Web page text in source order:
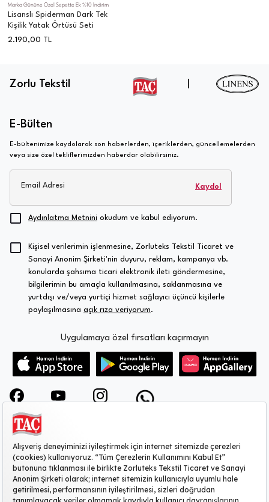
Lisanslı Spiderman Dark Tek
Kişilik Yatak Örtüsü Seti
2.190,00 TL
Zorlu Tekstil
E-Bülten
E-bültenimize kaydolarak son haberlerden, içeriklerden, güncellemelerden
veya size özel tekliflerimizden haberdar olabilirsiniz.
Email Adresi Kaydol
Aydınlatma Metnini okudum ve kabul ediyorum.
Kişisel verilerimin işlenmesine, Zorluteks Tekstil Ticaret ve
Sanayi Anonim Şirketi'nin duyuru, reklam, kampanya vb.
konularda şahsıma ticari elektronik ileti göndermesine,
bilgilerimin bu amaçla kullanılmasına, saklanmasına ve
yurtdışı ve/veya yurtiçi hizmet sağlayıcı üçüncü kişilerle
paylaşılmasına açık rıza veriyorum.
Uygulamaya özel fırsatları kaçırmayın
KURUMSAL
MÜŞTERİ HİZMETLERİ